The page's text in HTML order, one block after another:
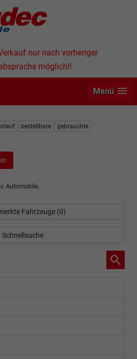
nur nach vorheriger
möglich!!
Menü
bestellbare
gebrauchte
Automobile.
Fahrzeuge (0)
Schnellsuche